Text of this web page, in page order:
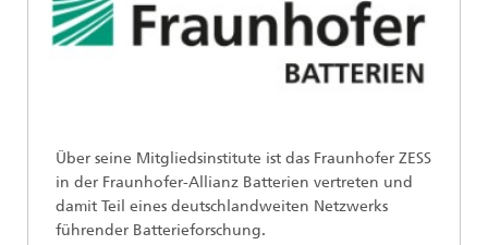
Über seine Mitgliedsinstitute ist das Fraunhofer ZESS
in der Fraunhofer-Allianz Batterien vertreten und
damit Teil eines deutschlandweiten Netzwerks
führender Batterieforschung.